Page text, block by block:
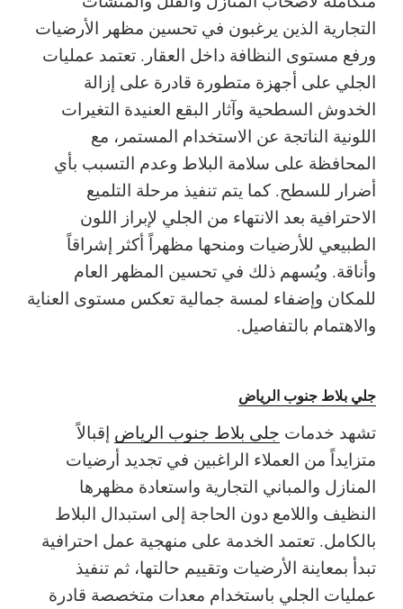
التجارية الذين يرغبون في تحسين مظهر الأرضيات
ورفع مستوى النظافة داخل العقار. تعتمد عمليات
الجلي على أجهزة متطورة قادرة على إزالة
الخدوش السطحية وآثار البقع العنيدة التغيرات
اللونية الناتجة عن الاستخدام المستمر، مع
المحافظة على سلامة البلاط وعدم التسبب بأي
أضرار للسطح. كما يتم تنفيذ مرحلة التلميع
الاحترافية بعد الانتهاء من الجلي لإبراز اللون
الطبيعي للأرضيات ومنحها مظهراً أكثر إشراقاً
وأناقة. ويُسهم ذلك في تحسين المظهر العام
للمكان وإضفاء لمسة جمالية تعكس مستوى العناية
والاهتمام بالتفاصيل.
جلي بلاط جنوب الرياض
تشهد خدمات جلي بلاط جنوب الرياض إقبالاً
متزايداً من العملاء الراغبين في تجديد أرضيات
المنازل والمباني التجارية واستعادة مظهرها
النظيف واللامع دون الحاجة إلى استبدال البلاط
بالكامل. تعتمد الخدمة على منهجية عمل احترافية
تبدأ بمعاينة الأرضيات وتقييم حالتها، ثم تنفيذ
عمليات الجلي باستخدام معدات متخصصة قادرة